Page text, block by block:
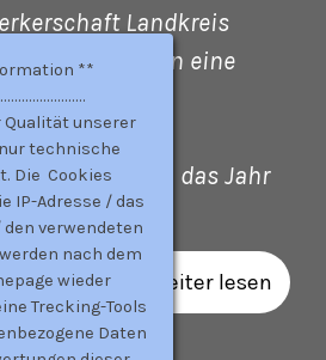
**
Qualität unserer
technische
Die Cookies
IP-Adresse / das
verwendeten
nach dem
wieder
Trecking-Tools
Daten
Landkreis
/ Nordsachsen eine
Advents- und
Rutsch in das Jahr
weiter lesen